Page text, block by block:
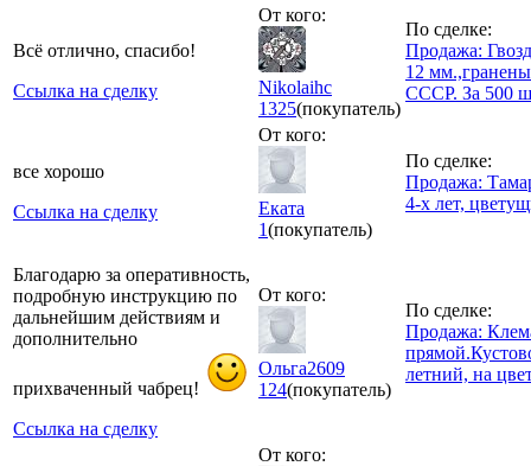
Всё отлично, спасибо!
Ссылка на сделку
От кого:
Nikolaihc
1325(покупатель)
По сделке:
Продажа:
12
СССР. За 500
все хорошо
Ссылка на сделку
От кого:
Еката
1(покупатель)
По сделке:
Продажа:
4-х лет,
Благодарю за оперативность,
подробную инструкцию по
дальнейшим действиям и
дополнительно
прихваченный чабрец!
Ссылка на сделку
От кого:
Ольга2609
124(покупатель)
По сделке:
Продажа:
летний, на
От кого: